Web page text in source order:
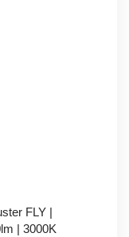
FLY |
| 3000K